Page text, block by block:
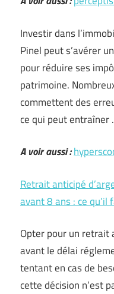
Investir dans
Pinel peut s’avérer
pour réduire ses
patrimoine.
commettent des
ce qui peut entraîner
A voir aussi :
Retrait anticipé
avant 8 ans : ce qu’il
Opter pour un retrait
avant le délai
tentant en cas de
cette décision n’est